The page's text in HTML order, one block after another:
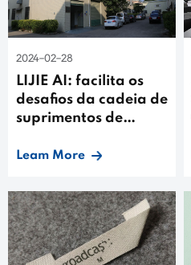
2024-02-28
LIJIE AI: facilita os
desafios da cadeia de
suprimentos de
vestuário
Leam More